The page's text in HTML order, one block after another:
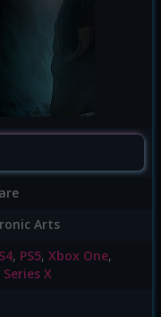
Arts
, PS5, Xbox One,
X